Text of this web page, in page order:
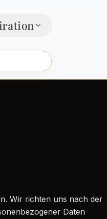
Wir richten uns nach der
Daten